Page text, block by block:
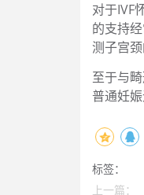
对于IVF
的支持
测子宫
至于与
普通妊
标签：
上一篇：